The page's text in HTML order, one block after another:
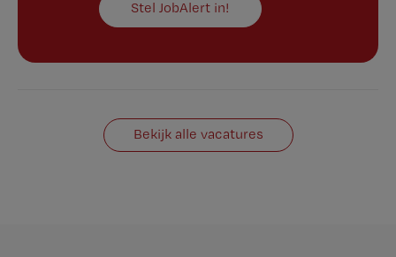
Stel JobAlert in!
Bekijk alle vacatures